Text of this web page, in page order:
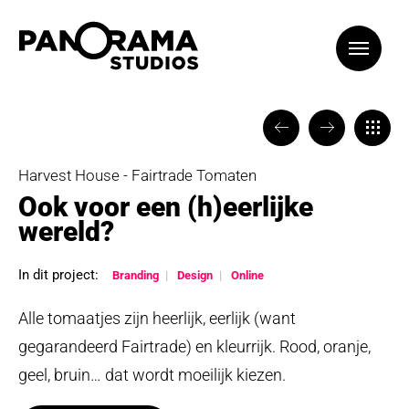
VORIGEVOLGENDE
Harvest House - Fairtrade Tomaten
Ook voor een (h)eerlijke
wereld?
In dit project: Branding Design Online
Alle tomaatjes zijn heerlijk, eerlijk (want
gegarandeerd Fairtrade) en kleurrijk. Rood, oranje,
geel, bruin… dat wordt moeilijk kiezen.